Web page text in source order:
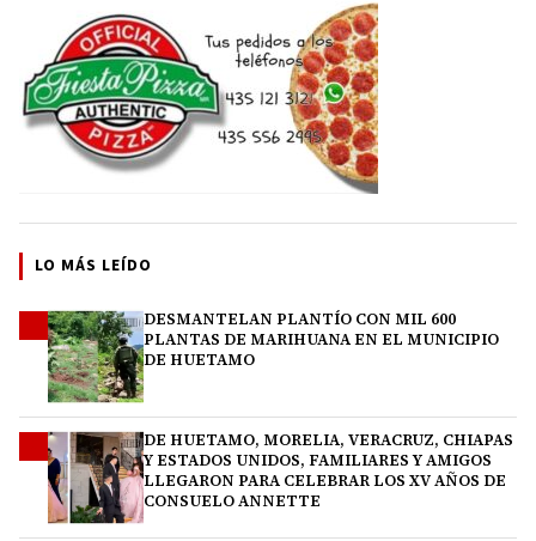
LO MÁS LEÍDO
DESMANTELAN PLANTÍO CON MIL 600
PLANTAS DE MARIHUANA EN EL MUNICIPIO
DE HUETAMO
DE HUETAMO, MORELIA, VERACRUZ, CHIAPAS
Y ESTADOS UNIDOS, FAMILIARES Y AMIGOS
LLEGARON PARA CELEBRAR LOS XV AÑOS DE
CONSUELO ANNETTE